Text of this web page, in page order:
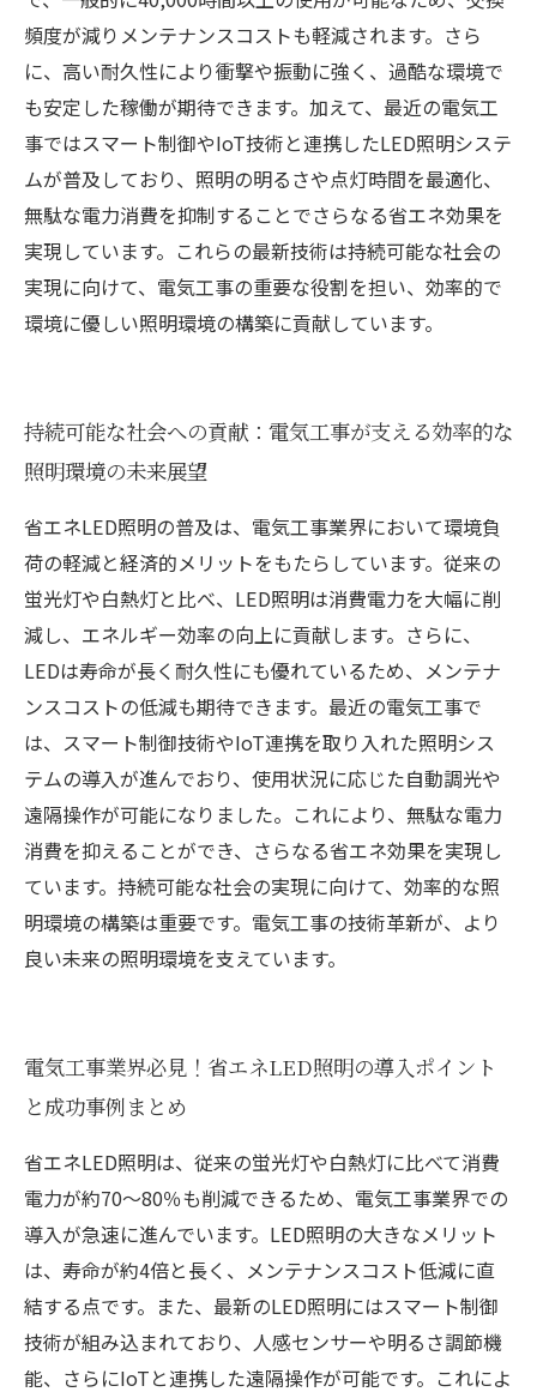
頻度が減りメンテナンスコストも軽減されます。さら
に、高い耐久性により衝撃や振動に強く、過酷な環境で
も安定した稼働が期待できます。加えて、最近の電気工
事ではスマート制御やIoT技術と連携したLED照明システ
ムが普及しており、照明の明るさや点灯時間を最適化、
無駄な電力消費を抑制することでさらなる省エネ効果を
実現しています。これらの最新技術は持続可能な社会の
実現に向けて、電気工事の重要な役割を担い、効率的で
環境に優しい照明環境の構築に貢献しています。
持続可能な社会への貢献：電気工事が支える効率的な
照明環境の未来展望
省エネLED照明の普及は、電気工事業界において環境負
荷の軽減と経済的メリットをもたらしています。従来の
蛍光灯や白熱灯と比べ、LED照明は消費電力を大幅に削
減し、エネルギー効率の向上に貢献します。さらに、
LEDは寿命が長く耐久性にも優れているため、メンテナ
ンスコストの低減も期待できます。最近の電気工事で
は、スマート制御技術やIoT連携を取り入れた照明シス
テムの導入が進んでおり、使用状況に応じた自動調光や
遠隔操作が可能になりました。これにより、無駄な電力
消費を抑えることができ、さらなる省エネ効果を実現し
ています。持続可能な社会の実現に向けて、効率的な照
明環境の構築は重要です。電気工事の技術革新が、より
良い未来の照明環境を支えています。
電気工事業界必見！省エネLED照明の導入ポイント
と成功事例まとめ
省エネLED照明は、従来の蛍光灯や白熱灯に比べて消費
電力が約70～80％も削減できるため、電気工事業界での
導入が急速に進んでいます。LED照明の大きなメリット
は、寿命が約4倍と長く、メンテナンスコスト低減に直
結する点です。また、最新のLED照明にはスマート制御
技術が組み込まれており、人感センサーや明るさ調節機
能、さらにIoTと連携した遠隔操作が可能です。これによ